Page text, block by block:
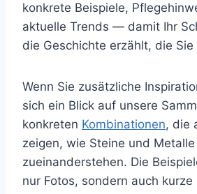
konkrete Beispiele,
aktuelle Trends — damit Ihr
die Geschichte erzählt, die Sie
Wenn Sie zusätzliche
sich ein Blick auf unsere
konkreten Kombinationen, die
zeigen, wie Steine und Metalle
zueinanderstehen. Die
nur Fotos, sondern auch kurze